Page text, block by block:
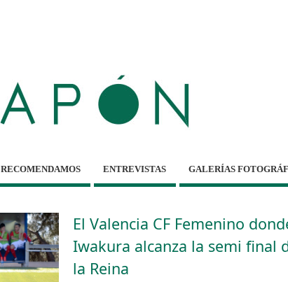
RECOMENDAMOS ENTREVISTAS GALERÍAS
El Valencia CF Femenino
Iwakura alcanza la semi final
la Reina